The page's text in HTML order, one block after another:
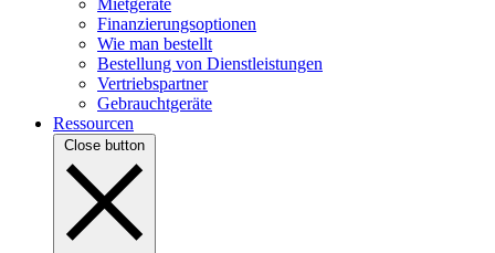
Mietgeräte
Finanzierungsoptionen
Wie man bestellt
Bestellung von Dienstleistungen
Vertriebspartner
Gebrauchtgeräte
Ressourcen
Close button